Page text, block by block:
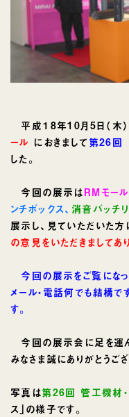
平成１8年10月5日（木）
ール におきまして第26回
した。
今回の展示はRMモール
ンチボックス、 消音バッチ
展示し、見ていただいた方
の意見をいただきましてあ
今回の展示をご覧になっ
メール・電話何でも結構で
す。
今回の展示会に足を運
みなさま誠にありがとうご
写真は第26回 管工機材
ス｣の様子です。